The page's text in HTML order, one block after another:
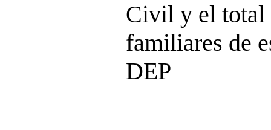
Civil y el total
familiares de
DEP